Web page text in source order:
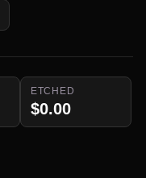
ETCHED
$0.00